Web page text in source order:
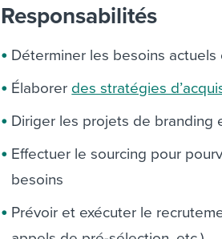
Responsabilités
Déterminer les besoins
Élaborer des stratégies
Diriger les projets de branding
Effectuer le sourcing pour
besoins
Prévoir et exécuter le